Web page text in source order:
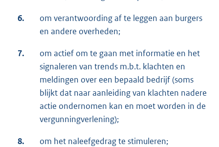
6.
om verantwoording af te leggen aan burgers
en andere overheden;
7.
om actief om te gaan met informatie en het
signaleren van trends m.b.t. klachten en
meldingen over een bepaald bedrijf (soms
blijkt dat naar aanleiding van klachten nadere
actie ondernomen kan en moet worden in de
vergunningverlening);
8. om het naleefgedrag te stimuleren;